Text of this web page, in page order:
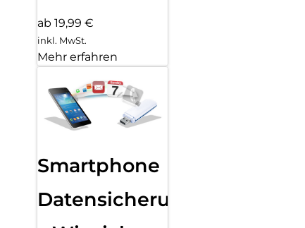
ab 19,99 €
inkl. MwSt.
Mehr erfahren
Smartphone
Datensicherung